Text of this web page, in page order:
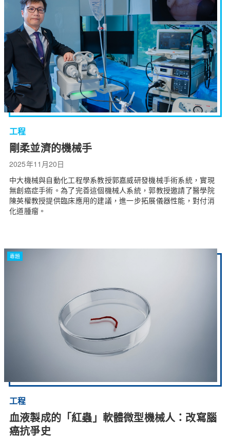
工程
剛柔並濟的機械手
2025年11月20日
中大機械與自動化工程學系教授郭嘉威研發機械手術系統，實現
無創癌症手術。為了完善這個機械人系統，郭教授邀請了醫學院
陳英權教授提供臨床應用的建議，進一步拓展儀器性能，對付消
化道腫瘤。
專題
工程
血液製成的「紅蟲」軟體微型機械人：改寫腦
癌抗爭史